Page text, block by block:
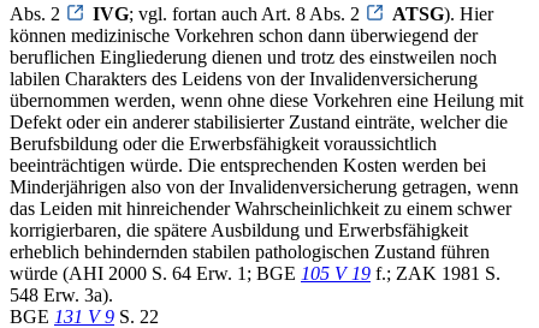
Abs. 2
IVG; vgl. fortan auch Art. 8 Abs. 2 ATSG). Hier
können medizinische Vorkehren schon dann überwiegend der
beruflichen Eingliederung dienen und trotz des einstweilen noch
labilen Charakters des Leidens von der Invalidenversicherung
übernommen werden, wenn ohne diese Vorkehren eine Heilung mit
Defekt oder ein anderer stabilisierter Zustand einträte, welcher die
Berufsbildung oder die Erwerbsfähigkeit voraussichtlich
beeinträchtigen würde. Die entsprechenden Kosten werden bei
Minderjährigen also von der Invalidenversicherung getragen, wenn
das Leiden mit hinreichender Wahrscheinlichkeit zu einem schwer
korrigierbaren, die spätere Ausbildung und Erwerbsfähigkeit
erheblich behindernden stabilen pathologischen Zustand führen
würde (AHI 2000 S. 64 Erw. 1; BGE 105 V 19 f.; ZAK 1981 S.
548 Erw. 3a).
BGE 131 V 9 S. 22